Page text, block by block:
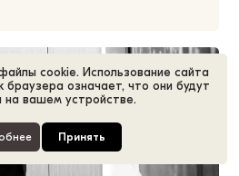
cookie. Использование сайта
браузера означает, что они будут
вашем устройстве.
Принять